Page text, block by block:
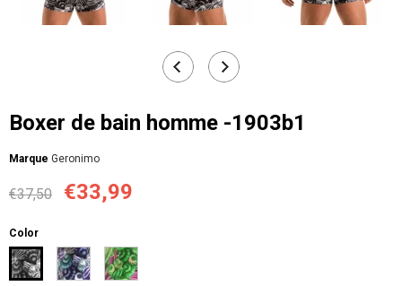
Boxer de bain homme -1903b1
Мarque Geronimo
€37,50 €33,99
Color